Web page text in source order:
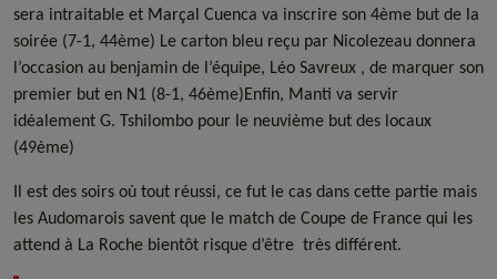
sera intraitable et Marçal Cuenca va inscrire son 4ème but de la
soirée (7-1, 44ème) Le carton bleu reçu par Nicolezeau donnera
l’occasion au benjamin de l’équipe, Léo Savreux , de marquer son
premier but en N1 (8-1, 46ème)Enfin, Manti va servir
idéalement G. Tshilombo pour le neuvième but des locaux
(49ème)
Il est des soirs où tout réussi, ce fut le cas dans cette partie mais
les Audomarois savent que le match de Coupe de France qui les
attend à La Roche bientôt risque d’être très différent.